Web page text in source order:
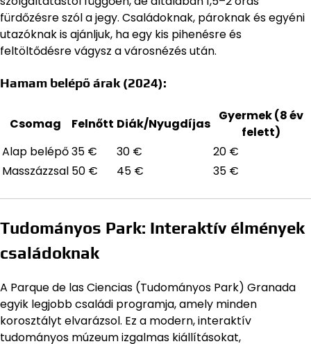
fürdőzésre szól a jegy. Családoknak, pároknak és egyéni
utazóknak is ajánljuk, ha egy kis pihenésre és
feltöltődésre vágysz a városnézés után.
Hamam belépő árak (2024):
Csomag Felnőtt Diák/Nyugdíjas
Gyermek (8 év
felett)
Alap belépő35 € 30 €
20 €
Masszázzsal 50 € 45 € 35 €
Tudományos Park: Interaktív élmények
családoknak
A Parque de las Ciencias (Tudományos Park) Granada
egyik legjobb családi programja, amely minden
korosztályt elvarázsol. Ez a modern, interaktív
tudományos múzeum izgalmas kiállításokat,